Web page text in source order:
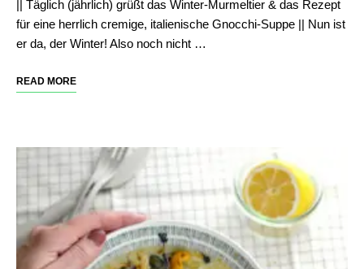
|| Täglich (jährlich) grüßt das Winter-Murmeltier & das Rezept
für eine herrlich cremige, italienische Gnocchi-Suppe || Nun ist
er da, der Winter! Also noch nicht …
READ MORE